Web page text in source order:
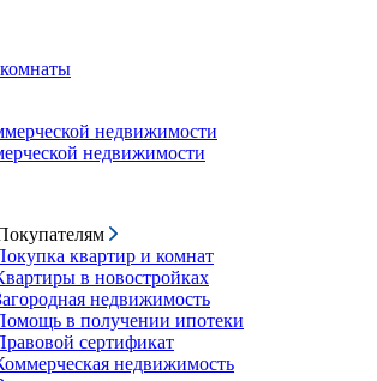
недвижимости
недвижимости
квартир и комнат
в новостройках
недвижимость
в получении ипотеки
сертификат
недвижимость